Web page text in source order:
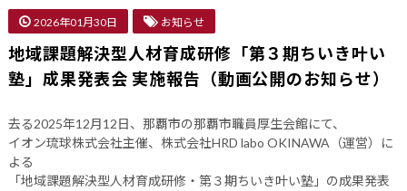
2026年01月30日 お知らせ
地域課題解決型人材育成研修「第３期ちいき叶い
塾」成果発表会 実施報告（動画公開のお知らせ）
去る2025年12月12日、那覇市の那覇市職員厚生会館にて、
イオン琉球株式会社主催、株式会社HRD labo OKINAWA（運営）に
よる
「地域課題解決型人材育成研修・第３期ちいき叶い塾」の成果発表